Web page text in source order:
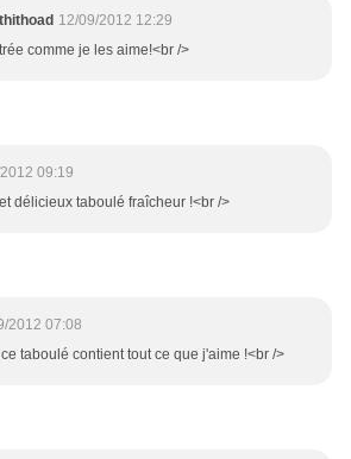
12/09/2012 12:29
comme je les aime!<br />
09:19
délicieux taboulé fraîcheur !<br />
2012 07:08
taboulé contient tout ce que j'aime !<br />